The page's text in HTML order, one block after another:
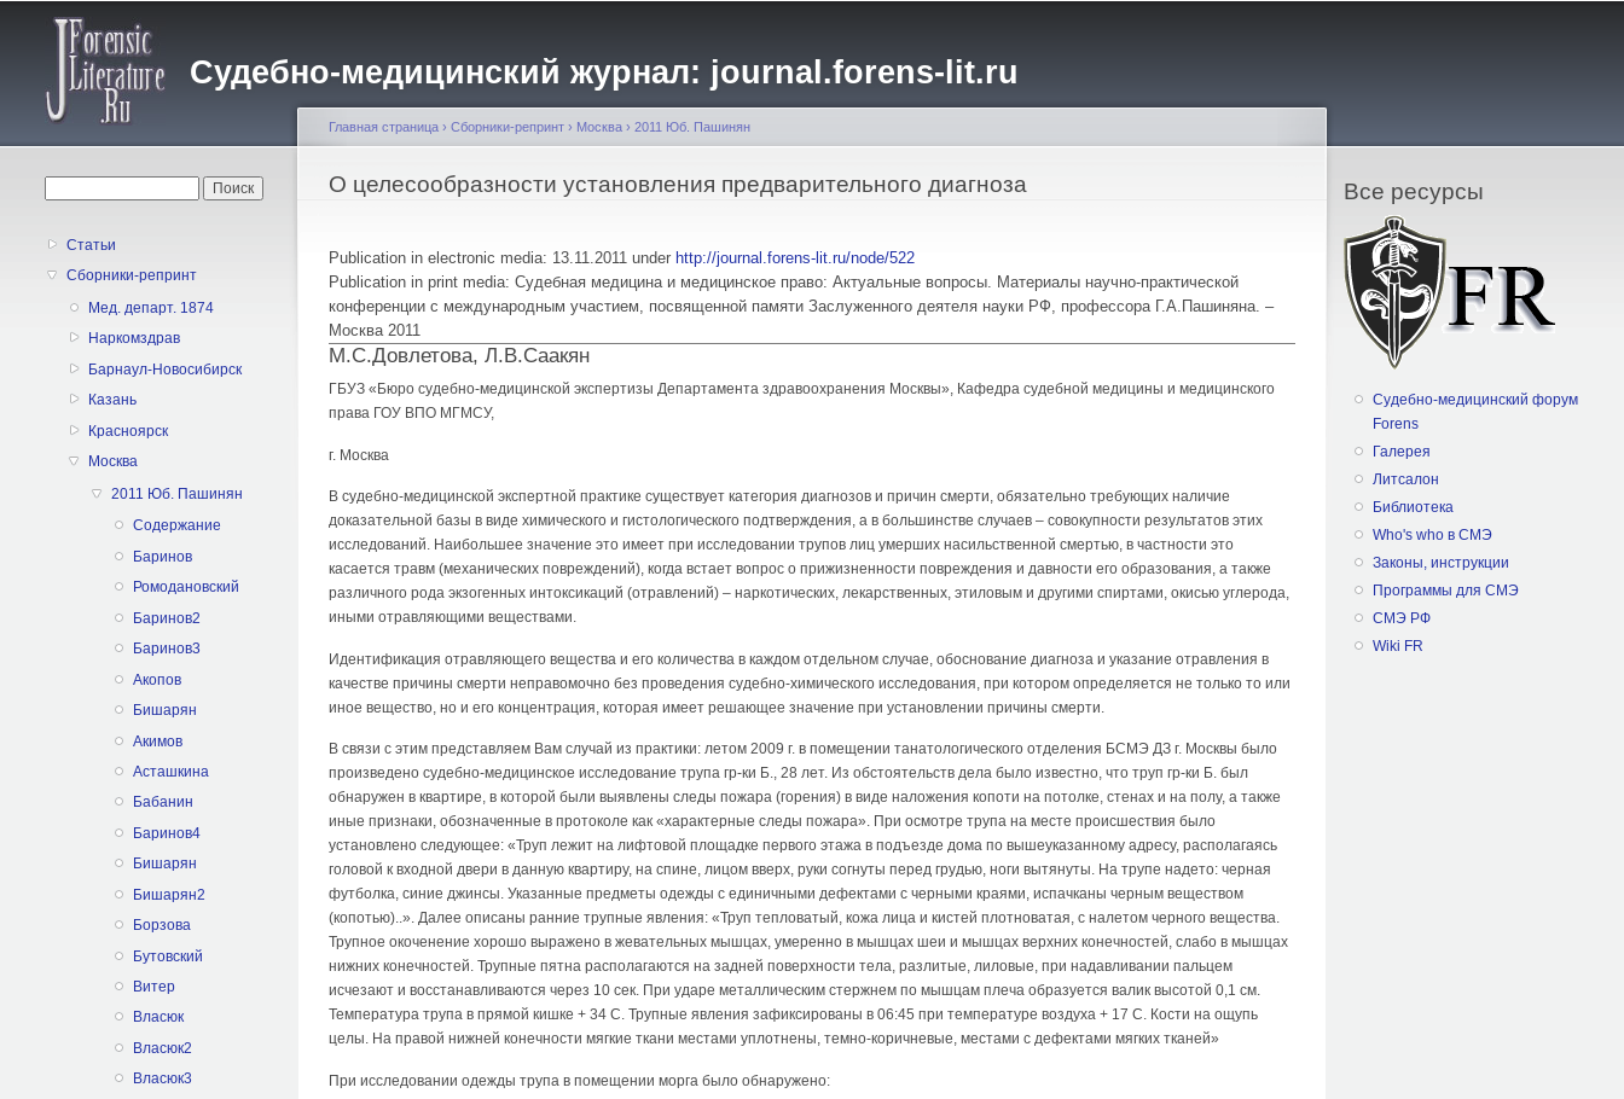
содержанию
Судебно-медицинский журнал: journal.forens-lit.ru
Статьи
Сборники-репринт
Мед. департ. 1874
Наркомздрав
Барнаул-Новосибирск
Казань
Красноярск
Москва
2011 Юб. Пашинян
Содержание
Баринов
Ромодановский
Баринов2
Баринов3
Акопов
Бишарян
Акимов
Асташкина
Бабанин
Баринов4
Бишарян
Бишарян2
Борзова
Бутовский
Витер
Власюк
Власюк2
Власюк3
Вы здесь
Главная страница › Сборники-репринт › Москва › 2011 Юб. Пашинян
О целесообразности установления предварительного диагноза
Publication in electronic media: 13.11.2011 under http://journal.forens-lit.ru/node/522
Publication in print media: Судебная медицина и медицинское право: Актуальные вопросы. Материалы научно-практической
конференции с международным участием, посвященной памяти Заслуженного деятеля науки РФ, профессора Г.А.Пашиняна. –
Москва 2011
М.С.Довлетова, Л.В.Саакян
ГБУЗ «Бюро судебно-медицинской экспертизы Департамента здравоохранения Москвы», Кафедра судебной медицины и медицинского
права ГОУ ВПО МГМСУ,
г. Москва
В судебно-медицинской экспертной практике существует категория диагнозов и причин смерти, обязательно требующих наличие
доказательной базы в виде химического и гистологического подтверждения, а в большинстве случаев – совокупности результатов этих
исследований. Наибольшее значение это имеет при исследовании трупов лиц умерших насильственной смертью, в частности это
касается травм (механических повреждений), когда встает вопрос о прижизненности повреждения и давности его образования, а также
различного рода экзогенных интоксикаций (отравлений) – наркотических, лекарственных, этиловым и другими спиртами, окисью углерода,
иными отравляющими веществами.
Идентификация отравляющего вещества и его количества в каждом отдельном случае, обоснование диагноза и указание отравления в
качестве причины смерти неправомочно без проведения судебно-химического исследования, при котором определяется не только то или
иное вещество, но и его концентрация, которая имеет решающее значение при установлении причины смерти.
В связи с этим представляем Вам случай из практики: летом 2009 г. в помещении танатологического отделения БСМЭ ДЗ г. Москвы было
произведено судебно-медицинское исследование трупа гр-ки Б., 28 лет. Из обстоятельств дела было известно, что труп гр-ки Б. был
обнаружен в квартире, в которой были выявлены следы пожара (горения) в виде наложения копоти на потолке, стенах и на полу, а также
иные признаки, обозначенные в протоколе как «характерные следы пожара». При осмотре трупа на месте происшествия было
установлено следующее: «Труп лежит на лифтовой площадке первого этажа в подъезде дома по вышеуказанному адресу, располагаясь
головой к входной двери в данную квартиру, на спине, лицом вверх, руки согнуты перед грудью, ноги вытянуты. На трупе надето: черная
футболка, синие джинсы. Указанные предметы одежды с единичными дефектами с черными краями, испачканы черным веществом
(копотью)..». Далее описаны ранние трупные явления: «Труп тепловатый, кожа лица и кистей плотноватая, с налетом черного вещества.
Трупное окоченение хорошо выражено в жевательных мышцах, умеренно в мышцах шеи и мышцах верхних конечностей, слабо в мышцах
нижних конечностей. Трупные пятна располагаются на задней поверхности тела, разлитые, лиловые, при надавливании пальцем
исчезают и восстанавливаются через 10 сек. При ударе металлическим стержнем по мышцам плеча образуется валик высотой 0,1 см.
Температура трупа в прямой кишке + 34 С. Трупные явления зафиксированы в 06:45 при температуре воздуха + 17 С. Кости на ощупь
целы. На правой нижней конечности мягкие ткани местами уплотнены, темно-коричневые, местами с дефектами мягких тканей»
При исследовании одежды трупа в помещении морга было обнаружено:
Все ресурсы
Судебно-медицинский форум
Forens
Галерея
Литсалон
Библиотека
Who's who в СМЭ
Законы, инструкции
Программы для СМЭ
СМЭ РФ
Wiki FR